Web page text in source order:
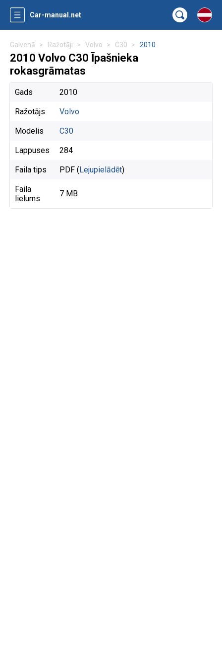
Car-manual.net
Galvenā Ražotāji Volvo C30 2010
2010 Volvo C30 Īpašnieka
rokasgrāmatas
Gads 2010
Ražotājs Volvo
Modelis C30
Lappuses 284
Faila tips PDF (Lejupielādēt)
Faila
lielums
7 MB